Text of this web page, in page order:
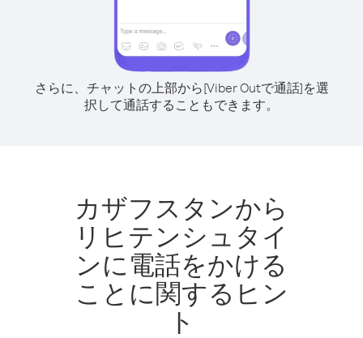
さらに、チャットの上部から[Viber Outで通話]を選
択して通話することもできます。
カザフスタンから
リヒテンシュタイ
ンに電話をかける
ことに関するヒン
ト